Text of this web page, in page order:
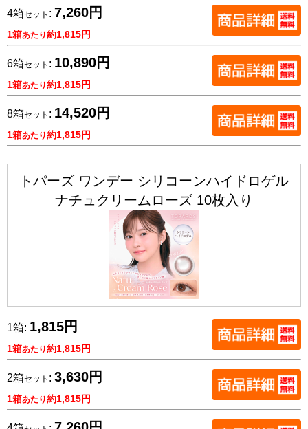
4箱セット : 7,260円
1箱あたり約1,815円
6箱セット : 10,890円
1箱あたり約1,815円
8箱セット : 14,520円
1箱あたり約1,815円
トパーズ ワンデー シリコーンハイドロゲル
ナチュクリームローズ 10枚入り
1箱: 1,815円
1箱あたり約1,815円
2箱セット : 3,630円
1箱あたり約1,815円